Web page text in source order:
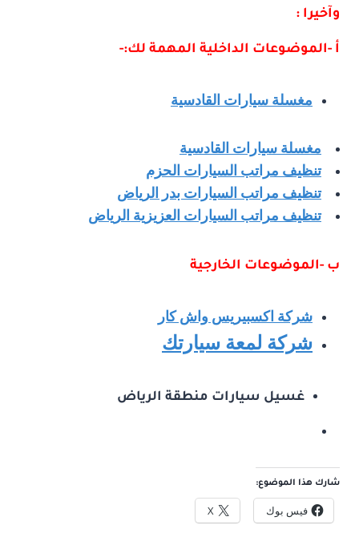
وآخيرا :
أ -الموضوعات الداخلية المهمة لك:-
مغسلة سيارات القادسية
مغسلة سيارات القادسية
تنظيف مراتب السيارات الحزم
تنظيف مراتب السيارات بدر الرياض
تنظيف مراتب السيارات العزيزية الرياض
ب -الموضوعات الخارجية
شركة اكسبيريس واش كار
شركة لمعة سيارتك
غسيل سيارات منطقة الرياض
شارك هذا الموضوع:
فيس بوك X